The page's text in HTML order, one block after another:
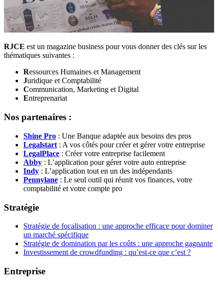
RJCE est un magazine business pour vous donner des clés sur les
thématiques suivantes :
Ressources Humaines et Management
Juridique et Comptabilité
Communication, Marketing et Digital
Entreprenariat
Nos partenaires :
Shine Pro : Une Banque adaptée aux besoins des pros
Legalstart : A vos côtés pour créer et gérer votre entreprise
LegalPlace : Créer votre entreprise facilement
Abby : L’application pour gérer votre auto entreprise
Indy : L’application tout en un des indépendants
Pennylane : Le seul outil qui réunit vos finances, votre
comptabilité et votre compte pro
Stratégie
Stratégie de focalisation : une approche efficace pour dominer
un marché spécifique
Stratégie de domination par les coûts : une approche gagnante
Investissement de crowdfunding : qu’est-ce que c’est ?
Entreprise